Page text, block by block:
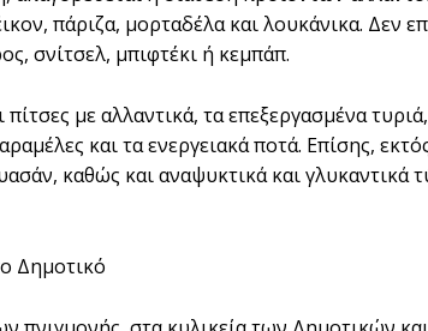
πάριζα, μορταδέλα και λουκάνικα. Δεν
σνίτσελ, μπιφτέκι ή κεμπάπ.
με αλλαντικά, τα επεξεργασμένα
και τα ενεργειακά ποτά. Επίσης,
καθώς και αναψυκτικά και γλυκαντικά
Δημοτικό